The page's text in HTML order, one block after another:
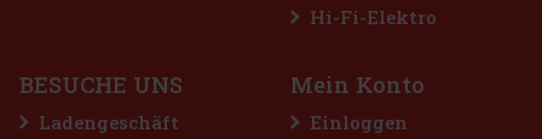
Hi-Fi-Elektro
BESUCHE UNS
Ladengeschäft
Mein Konto
Einloggen